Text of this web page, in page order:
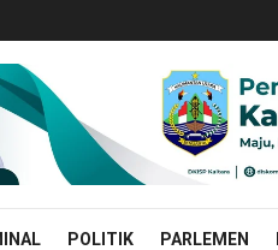
POLITIK PARLEMEN